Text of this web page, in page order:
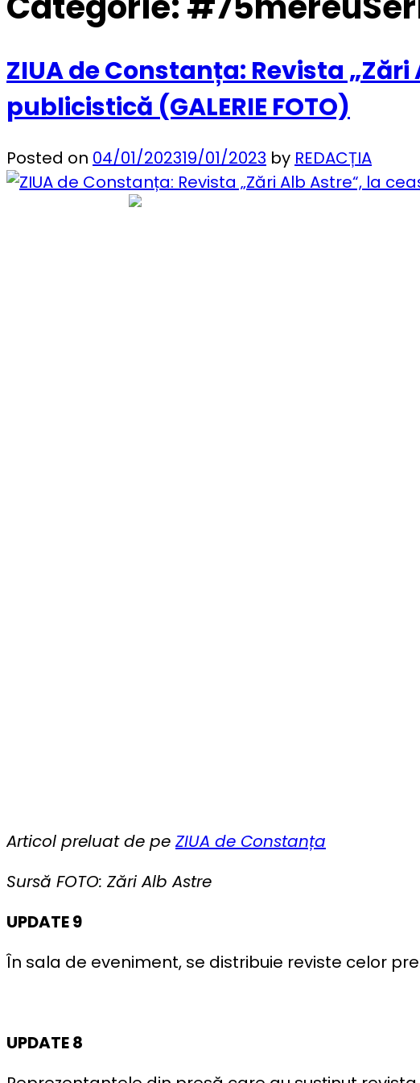
ZIUA de Constanța: Revista
publicistică (GALERIE FOTO)
Posted on 04/01/202319/01/2023 by REDACȚIA
Articol preluat de pe ZIUA de Constanța
Sursă FOTO: Zări Alb Astre
UPDATE 9
În sala de eveniment, se distribuie reviste celor
UPDATE 8